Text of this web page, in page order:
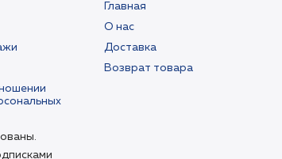
Главная
О нас
Доставка
Возврат товара